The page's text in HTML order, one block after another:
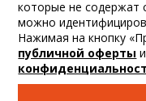
которые не содержат
можно
Нажимая на кнопку
публичной оферты и